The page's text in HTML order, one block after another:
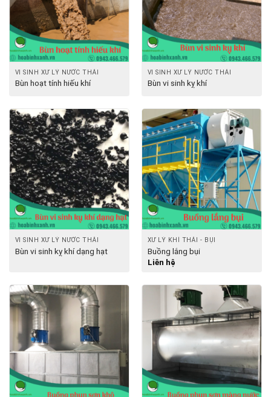
VI SINH XỬ LÝ NƯỚC THẢI
Bùn hoạt tính hiếu khí
VI SINH XỬ LÝ NƯỚC THẢI
Bùn vi sinh kỵ khí
VI SINH XỬ LÝ NƯỚC THẢI
Bùn vi sinh kỵ khí dạng hạt
XỬ LÝ KHÍ THẢI - BỤI
Buồng lắng bụi
Liên hệ